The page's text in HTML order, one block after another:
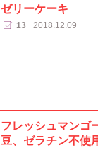
ゼリーケーキ
13 2018.12.09
フレッシュマンゴ
豆、ゼラチン不使